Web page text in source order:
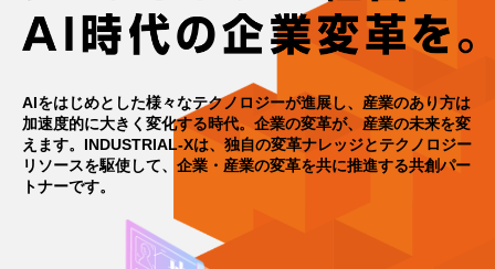
AIをはじめとした様々なテクノロジーが進展し、産業のあり方は
加速度的に大きく変化する時代。 企業の変革が、産業の未来を変
えます。 INDUSTRIAL-Xは、独自の変革ナレッジとテクノロジー
リソースを駆使して、 企業・産業の変革を共に推進する共創パー
トナーです。